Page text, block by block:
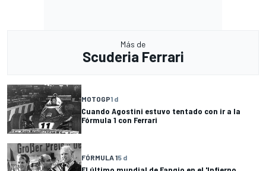
Más de
Scuderia Ferrari
MOTOGP1 d
Cuando Agostini estuvo tentado con ir a la
Fórmula 1 con Ferrari
FÓRMULA 15 d